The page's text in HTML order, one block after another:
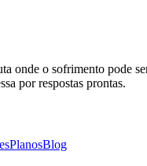
onde o sofrimento pode
por respostas prontas.
PlanosBlog